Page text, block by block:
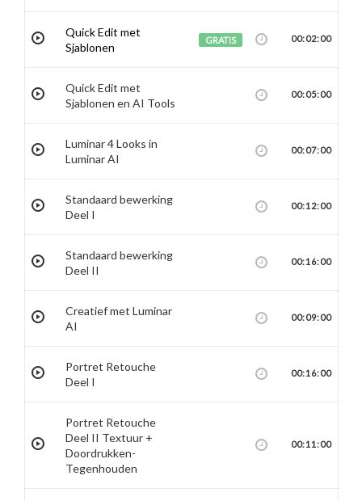
Quick Edit met
Sjablonen
GRATIS 00:02:00
Quick Edit met
Sjablonen en AI Tools
00:05:00
Luminar 4 Looks in
Luminar AI
00:07:00
Standaard bewerking
Deel I
00:12:00
Standaard bewerking
Deel II
00:16:00
Creatief met Luminar
AI
00:09:00
Portret Retouche
Deel I
00:16:00
Portret Retouche
Deel II Textuur +
Doordrukken-
Tegenhouden
00:11:00